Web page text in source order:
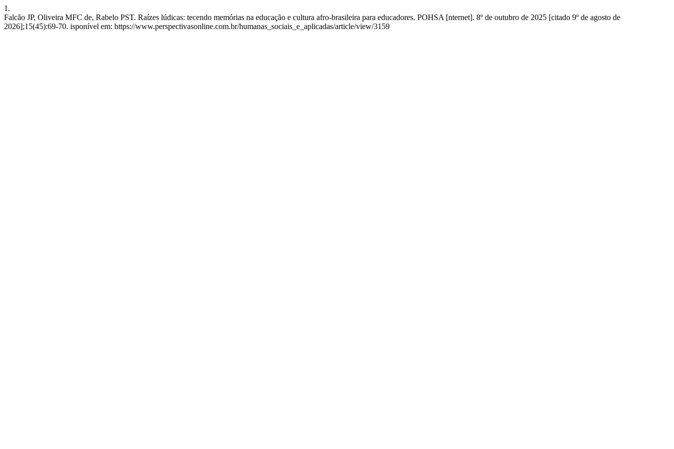
1.
Falcão JP, Oliveira MFC de, Rabelo PST. Raízes lúdicas: tecendo memórias na educação e cultura afro-brasileira para educadores. POHSA [nternet]. 8º de outubro de 2025 [citado 9º de agosto de
2026];15(45):69-70. isponível em: https://www.perspectivasonline.com.br/humanas_sociais_e_aplicadas/article/view/3159